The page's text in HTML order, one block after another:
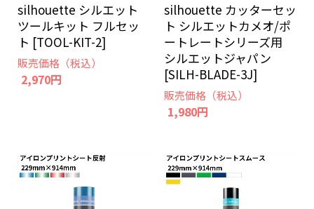
silhouette シルエット
ツールキット フルセッ
ト [TOOL-KIT-2]
販売価格（税込）
2,970円
silhouette カッターセッ
ト シルエットカメオ/ポ
ートレートシリーズ用
シルエットジャパン
[SILH-BLADE-3J]
販売価格（税込）
1,980円